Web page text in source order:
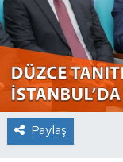
Paylaş